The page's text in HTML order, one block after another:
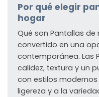
Por qué elegir
hogar
Qué son Pantallas
convertido en una
contemporánea. Las
calidez, textura y un
con estilos modernos
ligereza y a la